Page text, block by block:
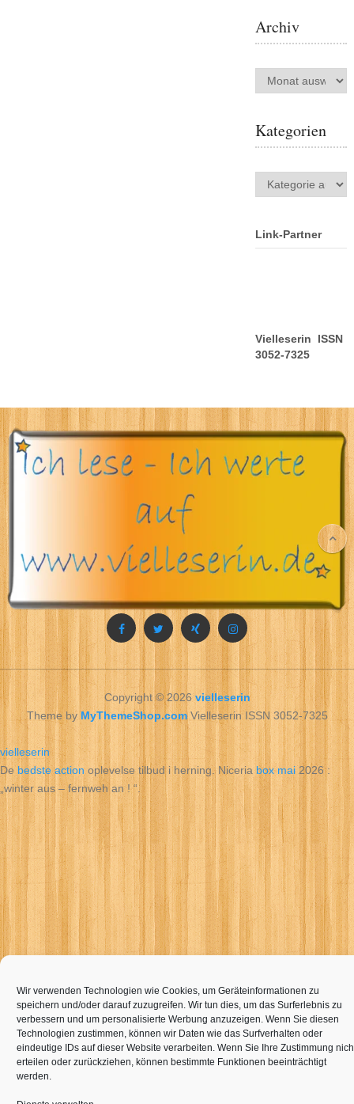
Archiv
Archiv
Kategorien
Kategorien
Link-Partner
Vielleserin ISSN
3052-7325
Copyright © 2026vielleserin
Theme by MyThemeShop.comVielleserin ISSN 3052-7325
vielleserin
Wir verwenden Technologien wie Cookies, um Geräteinformationen zu
speichern und/oder darauf zuzugreifen. Wir tun dies, um das Surferlebnis zu
verbessern und um personalisierte Werbung anzuzeigen. Wenn Sie diesen
Technologien zustimmen, können wir Daten wie das Surfverhalten oder
eindeutige IDs auf dieser Website verarbeiten. Wenn Sie Ihre Zustimmung
erteilen oder zurückziehen, können bestimmte Funktionen beeinträchtigt
werden.
Debedste action oplevelse tilbud i herning. Niceriabox mai2026 :
„winter aus – fernweh an ! “.